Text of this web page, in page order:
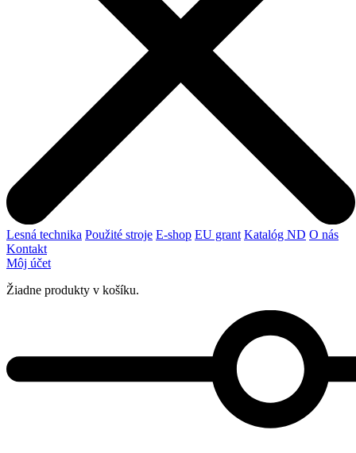
Lesná technika Použité stroje E-shop EU grant Katalóg ND O nás
Kontakt
Môj účet
Žiadne produkty v košíku.